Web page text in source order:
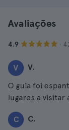
Avaliações
4.9 ·
V V.
O guia foi
lugares a visitar
C C.